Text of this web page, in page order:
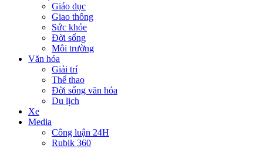
Giáo dục
Giao thông
Sức khỏe
Đời sống
Môi trường
Văn hóa
Giải trí
Thể thao
Đời sống văn hóa
Du lịch
Xe
Media
Công luận 24H
Rubik 360